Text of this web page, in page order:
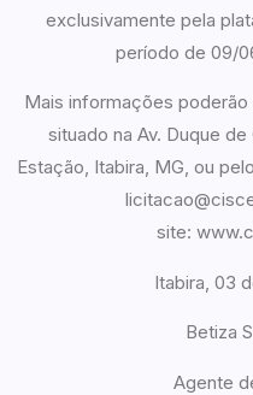
exclusivamente pela
período de 09/
Mais informações
situado na Av. Duque
Estação, Itabira, MG, ou
site:
Itabira, 03
Betiza
Agente